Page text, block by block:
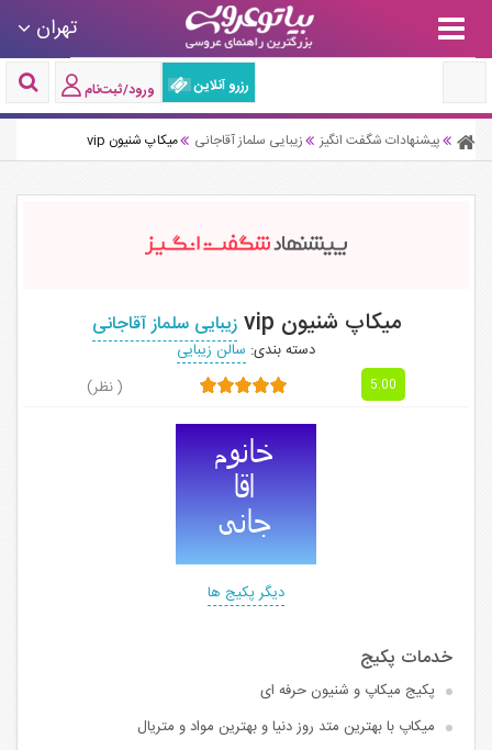
تهران
رزرو آنلاین ورود/ثبت‌نام
پیشنهادات شگفت انگیز زیبایی سلماز آقاجانی میکاپ شنیون vip
میکاپ شنیون vip زیبایی سلماز آقاجانی
دسته بندی: سالن زیبایی
5.00 ( نظر)
دیگر پکیج ها
پکیج میکاپ و شنیون حرفه ای
میکاپ با بهترین متد روز دنیا و بهترین مواد و متریال